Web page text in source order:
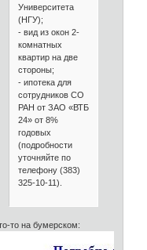
Университета
(НГУ);
- вид из окон 2-
комнатных
квартир на две
стороны;
- ипотека для
сотрудников СО
РАН от ЗАО «ВТБ
24» от 8%
годовых
(подробности
уточняйте по
телефону (383)
325-10-11).
то на бумерском: